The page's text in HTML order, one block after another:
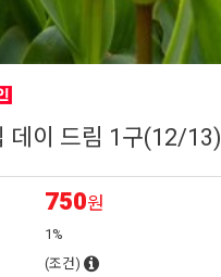
데이 드림 1구(12/13)
750원
1%
(조건)